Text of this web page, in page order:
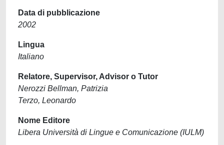
Data di pubblicazione
2002
Lingua
Italiano
Relatore, Supervisor, Advisor o Tutor
Nerozzi Bellman, Patrizia
Terzo, Leonardo
Nome Editore
Libera Università di Lingue e Comunicazione (IULM)